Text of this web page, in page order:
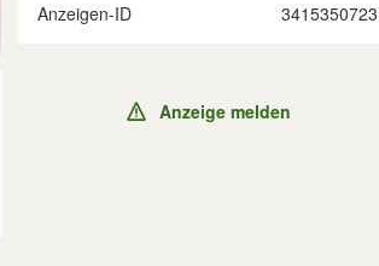
Anzeigen-ID 3415350723
Anzeige melden